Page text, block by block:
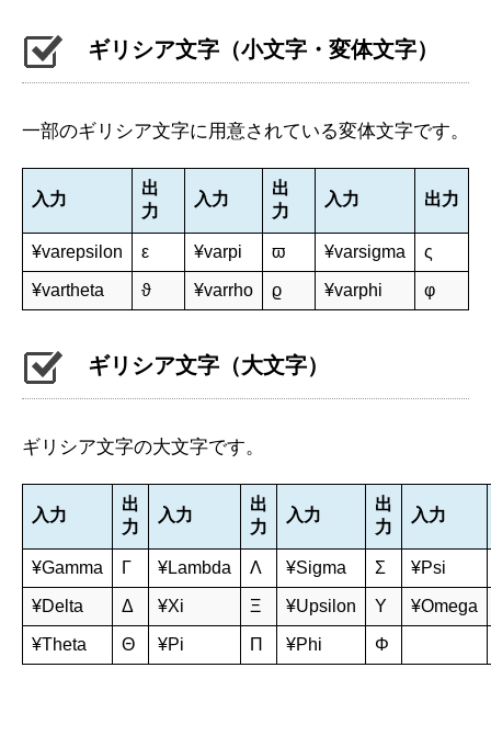
ギリシア文字（小文字・変体文字）
一部のギリシア文字に用意されている変体文字です。
入力
出
力
入力
出
力
入力 出力
¥varepsilon ε ¥varpi ϖ ¥varsigma ς
¥vartheta ϑ ¥varrho ϱ ¥varphi φ
ギリシア文字（大文字）
ギリシア文字の大文字です。
入力
出
力
入力
出
力
入力
出
力
入力
¥Gamma Γ ¥Lambda Λ ¥Sigma Σ ¥Psi
¥Delta Δ ¥Xi Ξ ¥Upsilon Υ ¥Omega
¥Theta Θ ¥Pi Π ¥Phi Φ